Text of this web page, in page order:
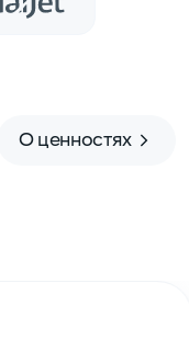
О ценностях